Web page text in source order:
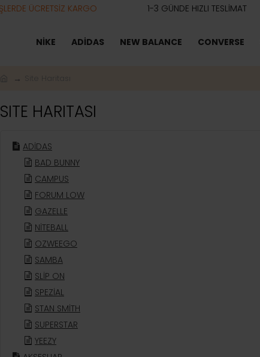
ÜCRETSİZ KARGO 1-3 GÜNDE HIZLI TESLİMAT
NİKE ADİDAS NEW BALANCE CONVERSE
SITE HARITASI
ADİDAS
BAD BUNNY
CAMPUS
FORUM LOW
GAZELLE
NİTEBALL
OZWEEGO
SAMBA
SLİP ON
SPEZİAL
STAN SMİTH
SUPERSTAR
YEEZY